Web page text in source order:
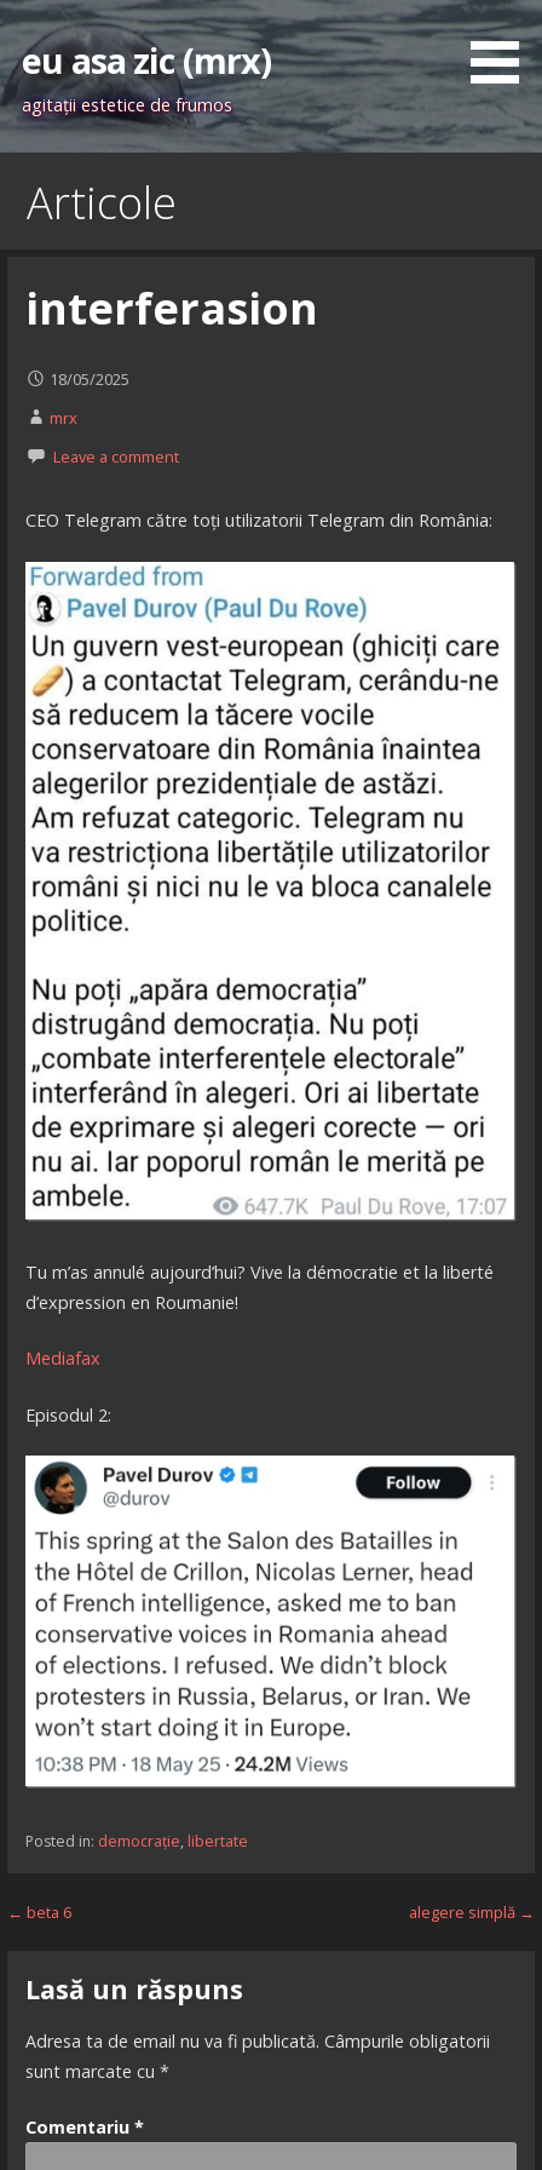
Skip
content
eu asa zic (mrx)
agitaţii estetice de frumos
Articole
interferasion
18/05/2025
mrx
Leave a comment
CEO Telegram către toți utilizatorii Telegram din România:
Tu m’as annulé aujourd’hui? Vive la démocratie et la liberté
d’expression en Roumanie!
Mediafax
Episodul 2:
Posted in: democrație, libertate
Navigare
articole
← beta 6 alegere simplă →
Lasă un răspuns
Adresa ta de email nu va fi publicată. Câmpurile obligatorii
sunt marcate cu *
Comentariu *